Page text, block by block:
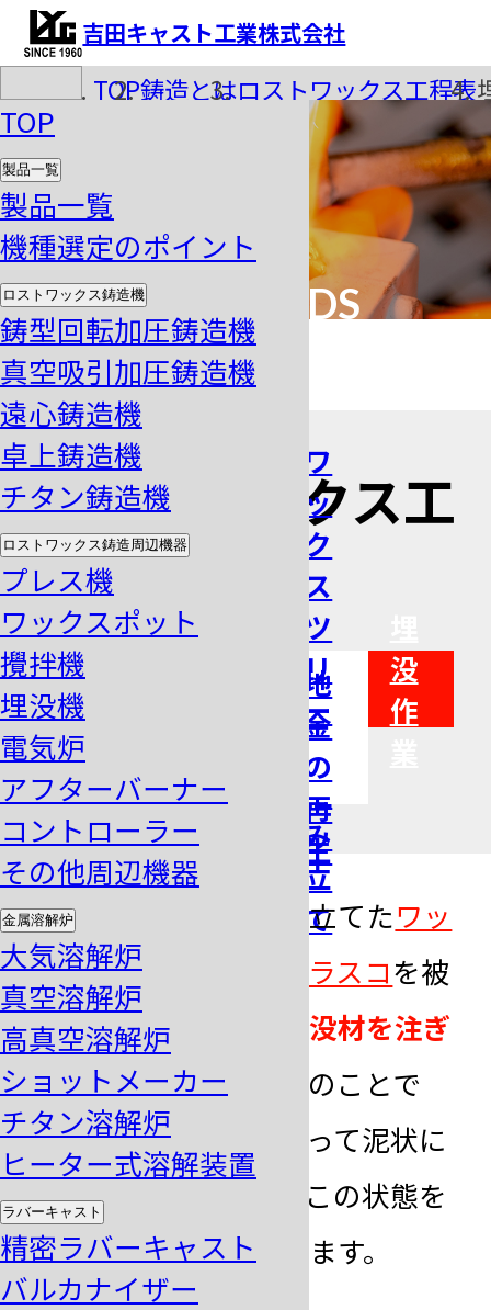
吉田キャスト工業株式会社
TOP
製品一覧
製品一覧
機種選定のポイント
ロストワックス鋳造機
鋳型回転加圧鋳造機
真空吸引加圧鋳造機
遠心鋳造機
卓上鋳造機
チタン鋳造機
ロストワックス鋳造周辺機器
プレス機
ワックスポット
攪拌機
埋没機
電気炉
アフターバーナー
コントローラー
その他周辺機器
金属溶解炉
大気溶解炉
真空溶解炉
高真空溶解炉
ショットメーカー
チタン溶解炉
ヒーター式溶解装置
ラバーキャスト
精密ラバーキャスト
バルカナイザー
TOP鋳造とはロストワックス工程表
INVESTING OF
CASTING MOLDS
埋没作業
ロストワックス工
湯
道
の
取
付
け
ゴ
ム
製
製
ワ
ッ
ク
ス
ツ
リ
ー
の
組
み
立
て
没
作
鋳
型
の
焼
成
造
取
地
金
の
再
生
ゴム円錐台
の上に組み立てたワッ
クスツリー
フラスコを被
せるように装着し、
埋没材を注ぎ
入れて硬化させる作業 のことで
す。埋没材は水等で練って泥状に
してから使用します。この状態を
埋没材スラリーと呼びます。